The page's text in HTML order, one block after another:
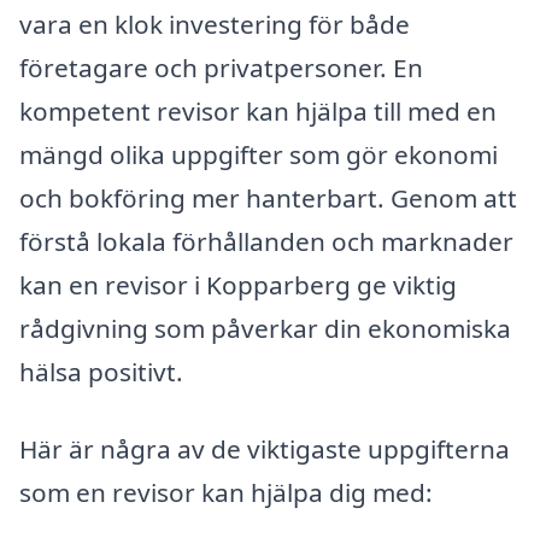
vara en klok investering för både
företagare och privatpersoner. En
kompetent revisor kan hjälpa till med en
mängd olika uppgifter som gör ekonomi
och bokföring mer hanterbart. Genom att
förstå lokala förhållanden och marknader
kan en revisor i Kopparberg ge viktig
rådgivning som påverkar din ekonomiska
hälsa positivt.
Här är några av de viktigaste uppgifterna
som en revisor kan hjälpa dig med: